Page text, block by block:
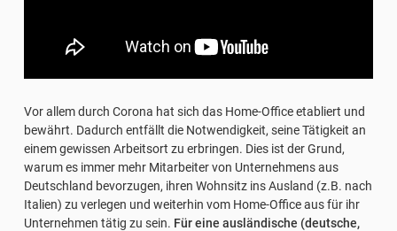
Vor allem durch Corona hat sich das Home-Office etabliert und
bewährt. Dadurch entfällt die Notwendigkeit, seine Tätigkeit an
einem gewissen Arbeitsort zu erbringen. Dies ist der Grund,
warum es immer mehr Mitarbeiter von Unternehmens aus
Deutschland bevorzugen, ihren Wohnsitz ins Ausland (z.B. nach
Italien) zu verlegen und weiterhin vom Home-Office aus für ihr
Unternehmen tätig zu sein. Für eine ausländische (deutsche,